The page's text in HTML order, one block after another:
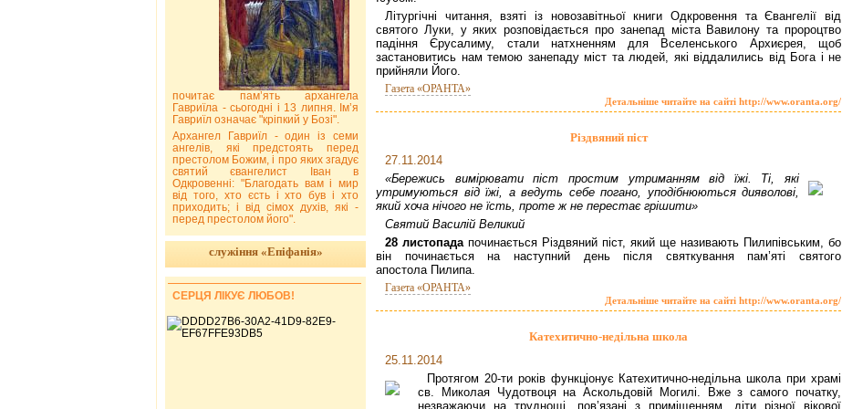
Літургічні читання, взяті із новозавітньої книги Одкровення та Євангелії від
святого Луки, у яких розповідається про занепад міста Вавилону та пророцтво
падіння Єрусалиму, стали натхненням для Вселенського Архиєрея, щоб
застановитись нам темою занепаду міст та людей, які віддалились від Бога і не
прийняли Його.
Газета «ОРАНТА»
Детальніше читайте на сайті http://www.oranta.org/
Різдвяний піст
27.11.2014
«Бережись вимірювати піст простим утриманням від їжі. Ті, які
утримуються від їжі, а ведуть себе погано, уподібнюються дияволові,
який хоча нічого не їсть, проте ж не перестає грішити»
Святий Василій Великий
28 листопадапочинається Різдвяний піст, який ще називають Пилипівським, бо
він починається на наступний день після святкування пам’яті святого
апостола Пилипа.
Газета «ОРАНТА»
Детальніше читайте на сайті http://www.oranta.org/
Катехитично-недільна школа
25.11.2014
Протягом 20-ти років функціонує Катехитично-недільна школа при храмі
св. Миколая Чудотвоця на Аскольдовій Могилі. Вже з самого початку,
незважаючи на труднощі, пов’язані з приміщенням, діти різної вікової
почитає пам’ять архангела
Гавриїла - сьогодні і 13 липня. Ім’я
Гавриїл означає "кріпкий у Бозі".
Архангел Гавриїл - один із семи
ангелів, які предстоять перед
престолом Божим, і про яких згадує
святий євангелист Іван в
Одкровенні: "Благодать вам і мир
від того, хто єсть і хто був і хто
приходить; і від сімох духів, які -
перед престолом його".
служіння «Епіфанія»
СЕРЦЯ ЛІКУЄ ЛЮБОВ!